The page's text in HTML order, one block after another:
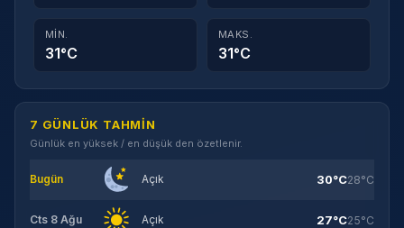
MIN.
31°C
MAKS.
31°C
7 GÜNLÜK TAHMIN
Günlük en yüksek / en düşük den özetlenir.
Bugün Açık 30°C28°C
Cts 8 Ağu Açık 27°C25°C